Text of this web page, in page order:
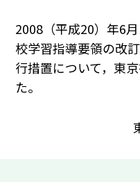
2008（平成20）年6
校学習指導要領の改
行措置について，東
た。